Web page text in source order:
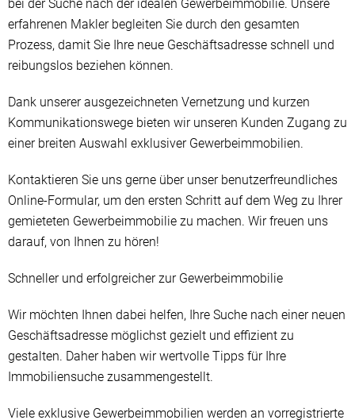
bei der Suche nach der idealen Gewerbeimmobilie. Unsere
erfahrenen Makler begleiten Sie durch den gesamten
Prozess, damit Sie Ihre neue Geschäftsadresse schnell und
reibungslos beziehen können.
Dank unserer ausgezeichneten Vernetzung und kurzen
Kommunikationswege bieten wir unseren Kunden Zugang zu
einer breiten Auswahl exklusiver Gewerbeimmobilien.
Kontaktieren Sie uns gerne über unser benutzerfreundliches
Online-Formular, um den ersten Schritt auf dem Weg zu Ihrer
gemieteten Gewerbeimmobilie zu machen. Wir freuen uns
darauf, von Ihnen zu hören!
Schneller und erfolgreicher zur Gewerbeimmobilie
Wir möchten Ihnen dabei helfen, Ihre Suche nach einer neuen
Geschäftsadresse möglichst gezielt und effizient zu
gestalten. Daher haben wir wertvolle Tipps für Ihre
Immobiliensuche zusammengestellt.
Viele exklusive Gewerbeimmobilien werden an vorregistrierte